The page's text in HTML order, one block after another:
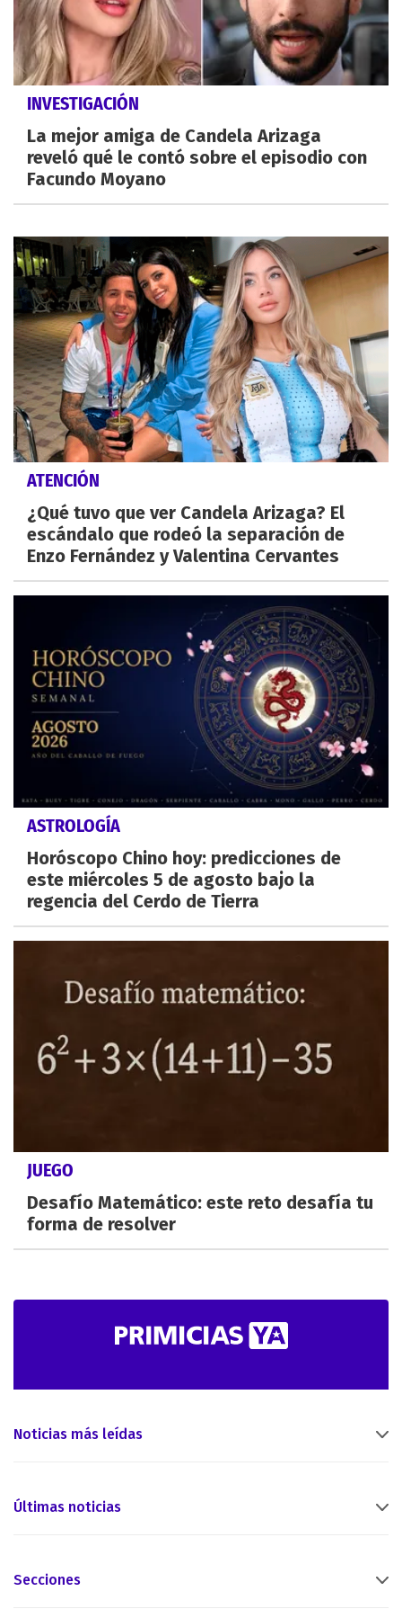
INVESTIGACIÓN
La mejor amiga de Candela Arizaga
reveló qué le contó sobre el episodio con
Facundo Moyano
ATENCIÓN
¿Qué tuvo que ver Candela Arizaga? El
escándalo que rodeó la separación de
Enzo Fernández y Valentina Cervantes
ASTROLOGÍA
Horóscopo Chino hoy: predicciones de
este miércoles 5 de agosto bajo la
regencia del Cerdo de Tierra
JUEGO
Desafío Matemático: este reto desafía tu
forma de resolver
Noticias más leídas
Últimas noticias
Secciones